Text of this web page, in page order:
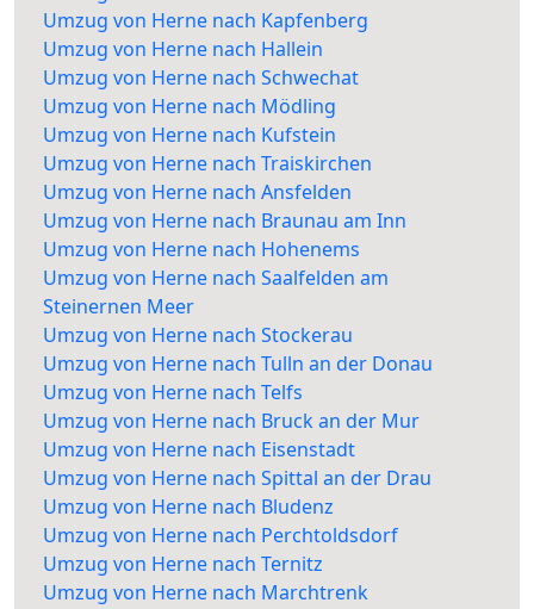
Umzug von Herne nach Kapfenberg
Umzug von Herne nach Hallein
Umzug von Herne nach Schwechat
Umzug von Herne nach Mödling
Umzug von Herne nach Kufstein
Umzug von Herne nach Traiskirchen
Umzug von Herne nach Ansfelden
Umzug von Herne nach Braunau am Inn
Umzug von Herne nach Hohenems
Umzug von Herne nach Saalfelden am
Steinernen Meer
Umzug von Herne nach Stockerau
Umzug von Herne nach Tulln an der Donau
Umzug von Herne nach Telfs
Umzug von Herne nach Bruck an der Mur
Umzug von Herne nach Eisenstadt
Umzug von Herne nach Spittal an der Drau
Umzug von Herne nach Bludenz
Umzug von Herne nach Perchtoldsdorf
Umzug von Herne nach Ternitz
Umzug von Herne nach Marchtrenk